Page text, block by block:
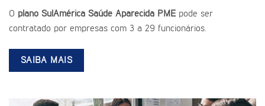
O plano SulAmérica Saúde Aparecida PME pode ser
contratado por empresas com 3 a 29 funcionários.
SAIBA MAIS